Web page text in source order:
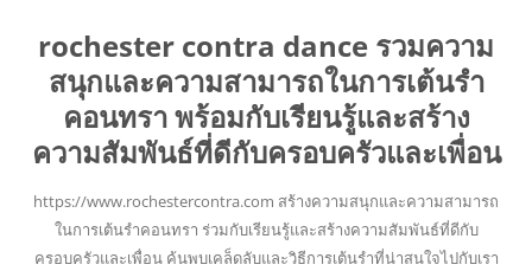
rochester contra dance รวมความ
สนุกและความสามารถในการเต้นรำ
คอนทรา พร้อมกับเรียนรู้และสร้าง
ความสัมพันธ์ที่ดีกับครอบครัวและเพื่อน
https://www.rochestercontra.com สร้างความสนุกและความสามารถ
ในการเต้นรำคอนทรา ร่วมกับเรียนรู้และสร้างความสัมพันธ์ที่ดีกับ
ครอบครัวและเพื่อน ค้นพบเคล็ดลับและวิธีการเต้นรำที่น่าสนใจไปกับเรา